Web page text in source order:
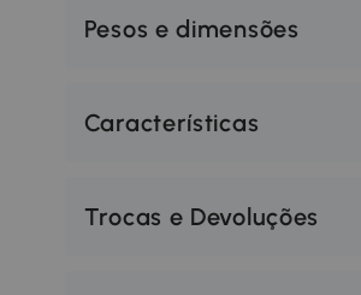
Pesos e dimensões
Características
Trocas e Devoluções